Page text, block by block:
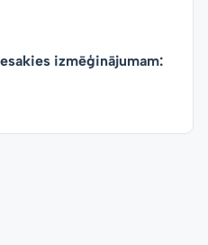
izmēģinājumam: